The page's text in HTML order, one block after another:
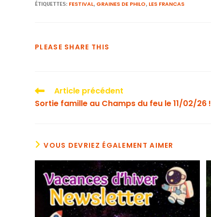
ÉTIQUETTES: FESTIVAL, GRAINES DE PHILO, LES FRANCAS
PLEASE SHARE THIS
Article précédent
Sortie famille au Champs du feu le 11/02/26 !
VOUS DEVRIEZ ÉGALEMENT AIMER